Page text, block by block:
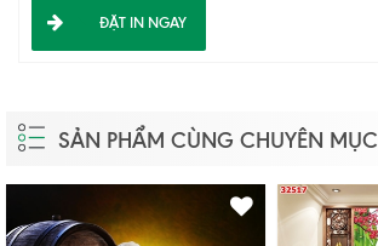
ĐẶT IN NGAY
SẢN PHẨM CÙNG CHUYÊN MỤC